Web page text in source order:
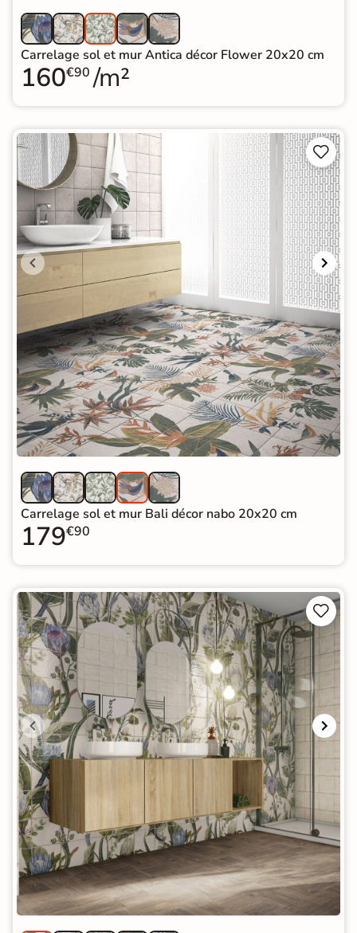
Carrelage sol et mur Antica décor Flower 20x20 cm
160€90 /m²


Carrelage sol et mur Bali décor nabo 20x20 cm
179€90

